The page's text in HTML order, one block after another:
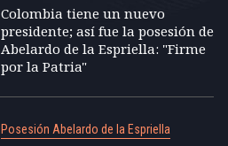
Colombia tiene un nuevo
presidente; así fue la posesión de
Abelardo de la Espriella: "Firme
por la Patria"
Posesión Abelardo de la Espriella